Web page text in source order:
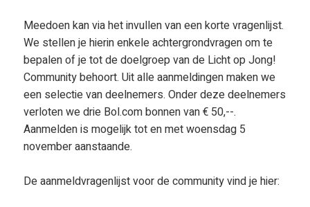
Meedoen kan via het invullen van een korte vragenlijst.
We stellen je hierin enkele achtergrondvragen om te
bepalen of je tot de doelgroep van de Licht op Jong!
Community behoort. Uit alle aanmeldingen maken we
een selectie van deelnemers. Onder deze deelnemers
verloten we drie Bol.com bonnen van € 50,--.
Aanmelden is mogelijk tot en met woensdag 5
november aanstaande.
De aanmeldvragenlijst voor de community vind je hier: